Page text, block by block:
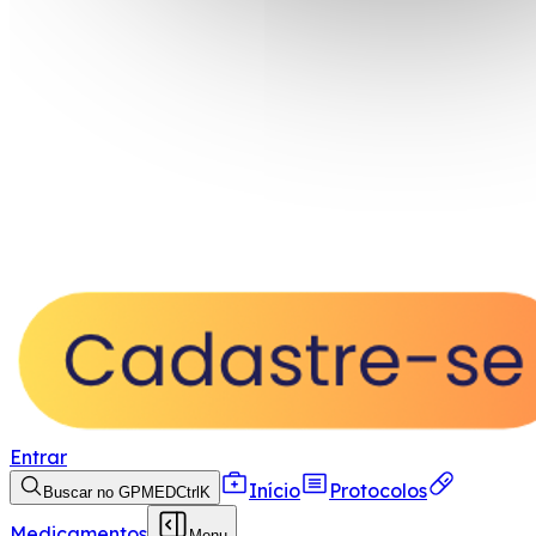
Entrar
Buscar no GPMEDCtrl K Início
Protocolos